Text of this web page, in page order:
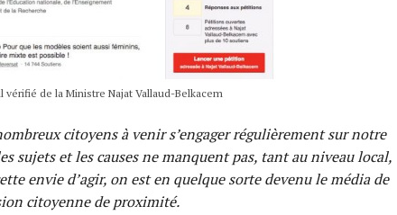
vérifié de la Ministre Najat Vallaud-Belkacem
citoyens à venir s’engager régulièrement sur notre
sujets et les causes ne manquent pas, tant au niveau local,
envie d’agir, on est en quelque sorte devenu le média de
citoyenne de proximité.